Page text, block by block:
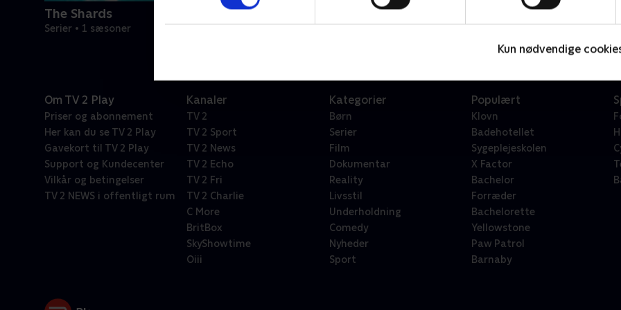
Kun nødvendige
The Shards
Serier • 1 sæsoner
Star Wars: Visions Presents - The Ninth Jedi
Om TV 2 Play
Priser og abonnement
Her kan du se TV 2 Play
Gavekort til TV 2 Play
Support og Kundecenter
Vilkår og betingelser
TV 2 NEWS i offentligt rum
Kanaler
TV 2
TV 2 Sport
TV 2 News
TV 2 Echo
TV 2 Fri
TV 2 Charlie
C More
BritBox
SkyShowtime
Oiii
Kategorier
Børn
Serier
Film
Dokumentar
Reality
Livsstil
Underholdning
Comedy
Nyheder
Sport
Populært
Klovn
Badehotellet
Sygeplejeskolen
X Factor
Bachelor
Forræder
Bachelorette
Yellowstone
Paw Patrol
Barnaby